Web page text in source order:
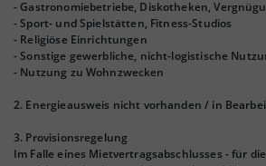
- Gastronomiebetriebe, Diskotheken,
- Sport- und Spielstätten, Fitness-Studios
- Religiöse Einrichtungen
- Sonstige gewerbliche, nicht-logistische
- Nutzung zu Wohnzwecken
2. Energieausweis nicht vorhanden / in
3. Provisionsregelung
Im Falle eines Mietvertragsabschlusses - für